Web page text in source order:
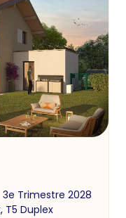
3e Trimestre 2028
T5 Duplex